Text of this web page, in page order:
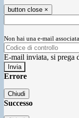
button close ×
Non hai una e-mail
E-mail inviata, si prega
Errore
Chiudi
Successo